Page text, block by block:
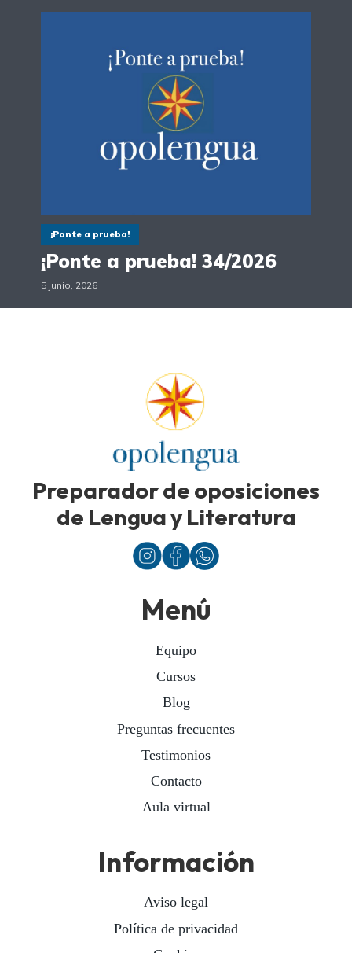
¡Ponte a prueba!
¡Ponte a prueba! 34/2026
5 junio, 2026
Preparador de oposiciones
de Lengua y Literatura
Menú
Equipo
Cursos
Blog
Preguntas frecuentes
Testimonios
Contacto
Aula virtual
Información
Aviso legal
Política de privacidad